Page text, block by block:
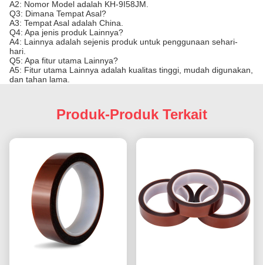
A2: Nomor Model adalah KH-9I58JM.
Q3: Dimana Tempat Asal?
A3: Tempat Asal adalah China.
Q4: Apa jenis produk Lainnya?
A4: Lainnya adalah sejenis produk untuk penggunaan sehari-
hari.
Q5: Apa fitur utama Lainnya?
A5: Fitur utama Lainnya adalah kualitas tinggi, mudah digunakan,
dan tahan lama.
Produk-Produk Terkait